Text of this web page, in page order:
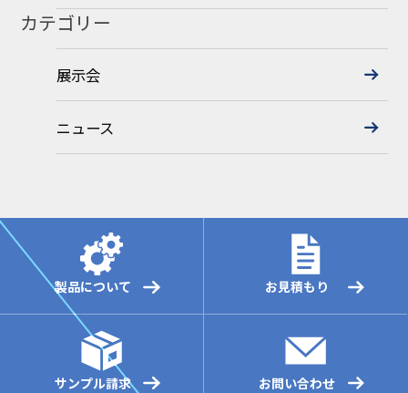
カテゴリー
展示会
ニュース
製品について お見積もり
サンプル請求 お問い合わせ